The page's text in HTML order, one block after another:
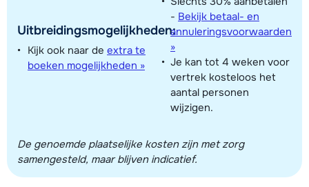
Uitbreidingsmogelijkheden:
Kijk ook naar de extra te
boeken mogelijkheden »
- Bekijk betaal- en
annuleringsvoorwaarden
»
Je kan tot 4 weken voor
vertrek kosteloos het
aantal personen
wijzigen.
De genoemde plaatselijke kosten zijn met zorg
samengesteld, maar blijven indicatief.